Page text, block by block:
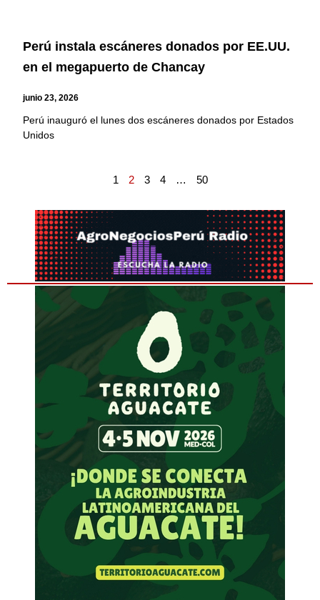
Perú instala escáneres donados por EE.UU.
en el megapuerto de Chancay
junio 23, 2026
Perú inauguró el lunes dos escáneres donados por Estados
Unidos
1 2 3 4 … 50